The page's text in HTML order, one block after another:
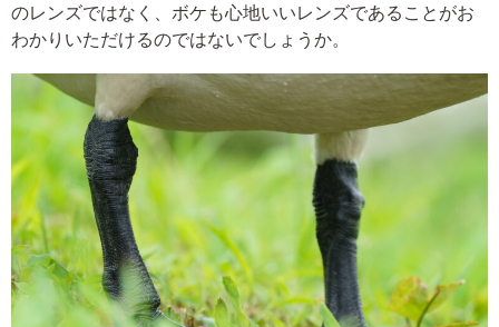
のレンズではなく、ボケも心地いいレンズであることがお
わかりいただけるのではないでしょうか。